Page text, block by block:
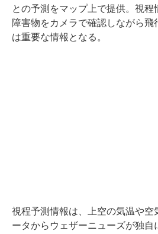
との予測をマップ上で提供。視程
障害物をカメラで確認しながら飛
は重要な情報となる。
視程予測情報は、上空の気温や空
ータからウェザーニューズが独自